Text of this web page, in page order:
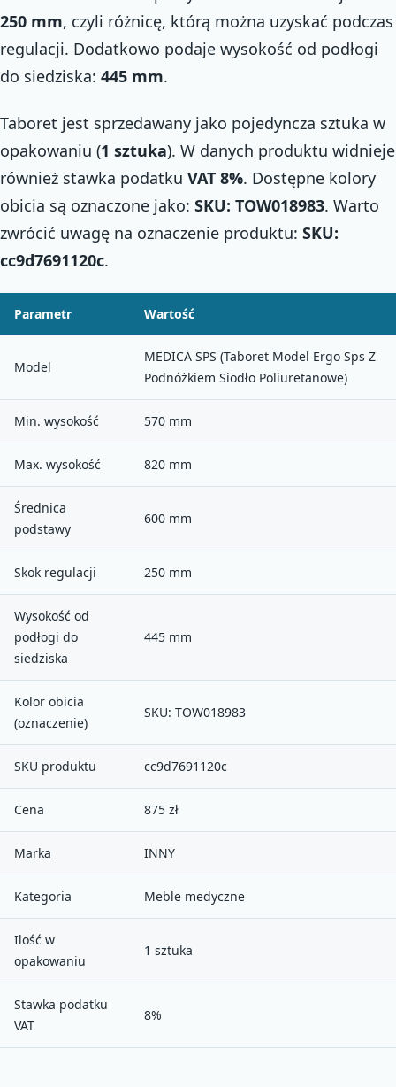
250 mm, czyli różnicę, którą można uzyskać podczas
regulacji. Dodatkowo podaje wysokość od podłogi
do siedziska: 445 mm.
Taboret jest sprzedawany jako pojedyncza sztuka w
opakowaniu (1 sztuka). W danych produktu widnieje
również stawka podatku VAT 8%. Dostępne kolory
obicia są oznaczone jako: SKU: TOW018983. Warto
zwrócić uwagę na oznaczenie produktu: SKU:
cc9d7691120c.
Parametr Wartość
Model
MEDICA SPS (Taboret Model Ergo Sps Z
Podnóżkiem Siodło Poliuretanowe)
Min. wysokość 570 mm
Max. wysokość 820 mm
Średnica
podstawy
600 mm
Skok regulacji 250 mm
Wysokość od
podłogi do
siedziska
445 mm
Kolor obicia
(oznaczenie)
SKU: TOW018983
SKU produktu cc9d7691120c
Cena 875 zł
Marka INNY
Kategoria Meble medyczne
Ilość w
opakowaniu
1 sztuka
Stawka podatku
VAT
8%